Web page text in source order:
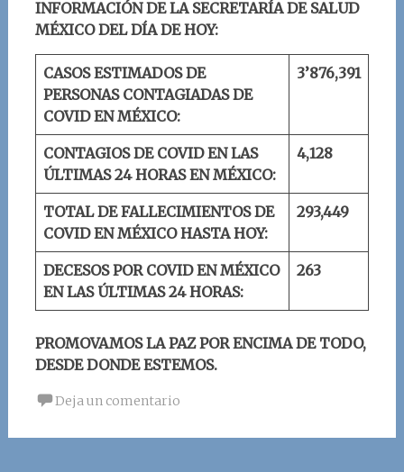
INFORMACIÓN DE LA SECRETARÍA DE SALUD
MÉXICO DEL DÍA DE HOY:
CASOS ESTIMADOS DE
PERSONAS CONTAGIADAS DE
COVID EN MÉXICO:
3’876,391
CONTAGIOS DE COVID EN LAS
ÚLTIMAS 24 HORAS EN MÉXICO:
4,128
TOTAL DE FALLECIMIENTOS DE
COVID EN MÉXICO HASTA HOY:
293,449
DECESOS POR COVID EN MÉXICO
EN LAS ÚLTIMAS 24 HORAS:
263
PROMOVAMOS LA PAZ POR ENCIMA DE TODO,
DESDE DONDE ESTEMOS.
Deja un comentario